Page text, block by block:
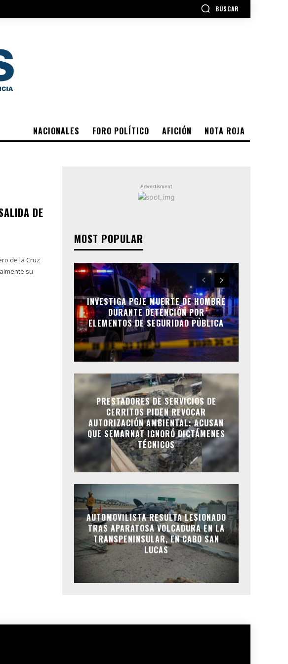
BUSCAR
NACIONALES FORO POLÍTICO AFICIÓN NOTA ROJA
DE
de la Cruz
su
Advertisment
MOST POPULAR
INVESTIGA PGJE MUERTE DE HOMBRE
DURANTE DETENCIÓN POR
ELEMENTOS DE SEGURIDAD PÚBLICA
PRESTADORES DE SERVICIOS DE
CERRITOS PIDEN REVOCAR
AUTORIZACIÓN AMBIENTAL; ACUSAN
QUE SEMARNAT IGNORÓ DICTÁMENES
TÉCNICOS
AUTOMOVILISTA RESULTA LESIONADO
TRAS APARATOSA VOLCADURA EN LA
TRANSPENINSULAR, EN CABO SAN
LUCAS